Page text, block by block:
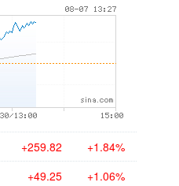
+261.35 +1.85%
+49.14 +1.06%